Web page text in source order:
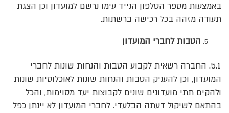
באמצעות מספר הטלפון הנייד עימו נרשם למועדון וכן הצגת
תעודה מזהה בכל רכישה ברשתות.
הטבות לחברי המועדון
5.1. החברה רשאית לקבוע הטבות והנחות שונות לחברי
המועדון, וכן להעניק הטבות והנחות שונות לאוכלוסיות שונות
ולהקים תתי מועדונים שונים לקבוצות יעד מסוימות, והכל
בהתאם לשיקול דעתה הבלעדי. לחברי המועדון לא יינתן כפל